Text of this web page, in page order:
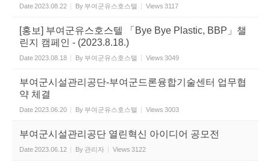
Date2023.08.22 By 부여군유스호스텔 Views 3117
[홍보] 부여군유스호스텔 「Bye Bye Plastic, BBP」챌
린지 캠페인 - (2023.8.18.)
Date2023.08.18 By 부여군유스호스텔 Views 3049
부여군시설관리공단-부여군드론융합기술센터 업무협
약 체결
Date2023.06.20 By 부여군유스호스텔 Views 3003
부여군시설관리공단 열린혁신 아이디어 공모전
Date2023.06.12 By 관리자 Views 3122